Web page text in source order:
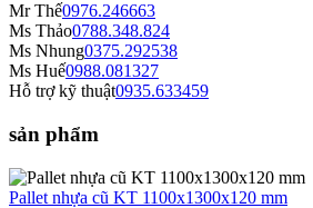
Mr Thế0976.246663
Ms Thảo0788.348.824
Ms Nhung0375.292538
Ms Huế0988.081327
Hỗ trợ kỹ thuật0935.633459
sản phẩm
Pallet nhựa cũ KT 1100x1300x120 mm